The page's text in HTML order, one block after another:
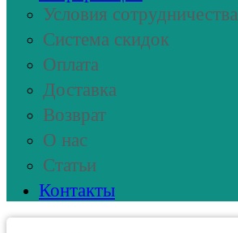
Условия сотрудничества
Система скидок
Оплата
Доставка
Возврат
О нас
Статьи
Контакты